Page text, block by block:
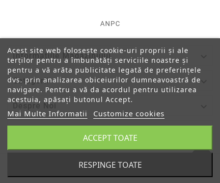
ANPC
Informatiile Magazinului
Categorii 
Despre Noi
Acest site web folosește cookie-uri proprii și ale
terților pentru a îmbunătăți serviciile noastre și
pentru a vă arăta publicitate legată de preferințele
dvs. prin analizarea obiceiurilor dumneavoastră de
navigare. Pentru a vă da acordul pentru utilizarea
acestuia, apăsați butonul Accept.
Mai Multe Informatii Customize cookies
RESPINGE TOATE
ACCEPT TOATE
© 2019 - Ecommerce Software By PrestaShop™